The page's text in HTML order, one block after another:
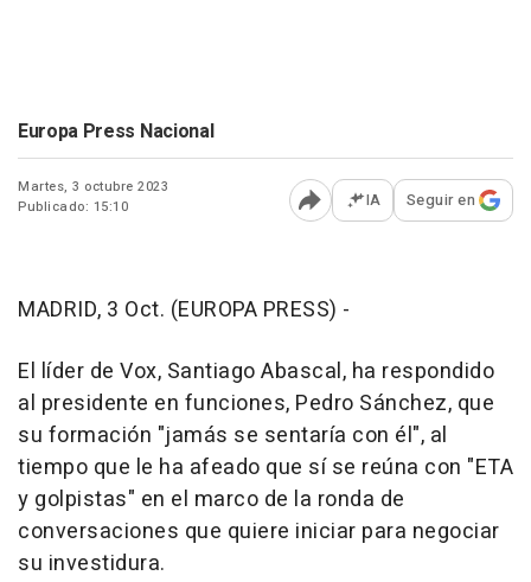
Europa Press Nacional
Martes, 3 octubre 2023
Publicado: 15:10
Abrir opciones para
IA Seguir en
MADRID, 3 Oct. (EUROPA PRESS) -
El líder de Vox, Santiago Abascal, ha respondido
al presidente en funciones, Pedro Sánchez, que
su formación "jamás se sentaría con él", al
tiempo que le ha afeado que sí se reúna con "ETA
y golpistas" en el marco de la ronda de
conversaciones que quiere iniciar para negociar
su investidura.